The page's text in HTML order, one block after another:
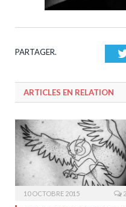
PARTAGER.
ARTICLES EN RELATION
10 OCTOBRE 2015 2